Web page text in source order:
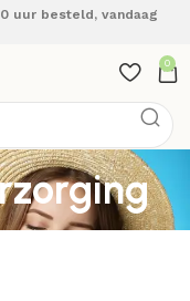
uur besteld, vandaag
0